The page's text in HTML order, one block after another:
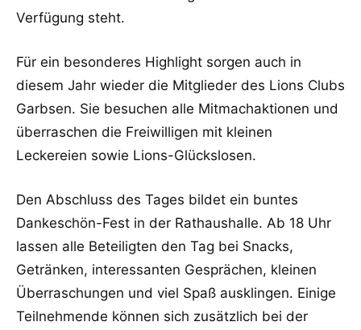
Verfügung steht.
Für ein besonderes Highlight sorgen auch in
diesem Jahr wieder die Mitglieder des Lions Clubs
Garbsen. Sie besuchen alle Mitmachaktionen und
überraschen die Freiwilligen mit kleinen
Leckereien sowie Lions-Glückslosen.
Den Abschluss des Tages bildet ein buntes
Dankeschön-Fest in der Rathaushalle. Ab 18 Uhr
lassen alle Beteiligten den Tag bei Snacks,
Getränken, interessanten Gesprächen, kleinen
Überraschungen und viel Spaß ausklingen. Einige
Teilnehmende können sich zusätzlich bei der